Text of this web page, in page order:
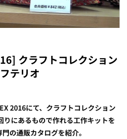
クラフトコレクション
テリオ
2016にて、​クラフトコレクション
りにあるもので作れる工作キットを
の通販カタログを紹介。